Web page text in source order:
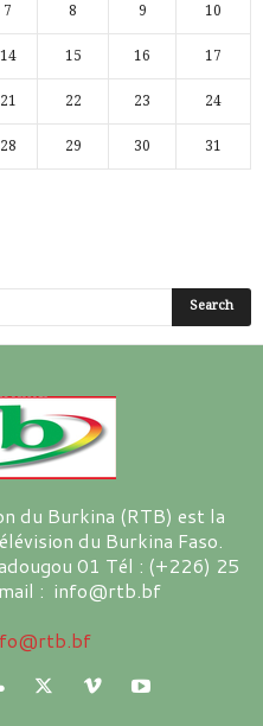
7 8 9 10
14 15 16 17
21 22 23 24
28 29 30 31
du Burkina (RTB) est la
du Burkina Faso.
01 Tél : (+226) 25
: info@rtb.bf